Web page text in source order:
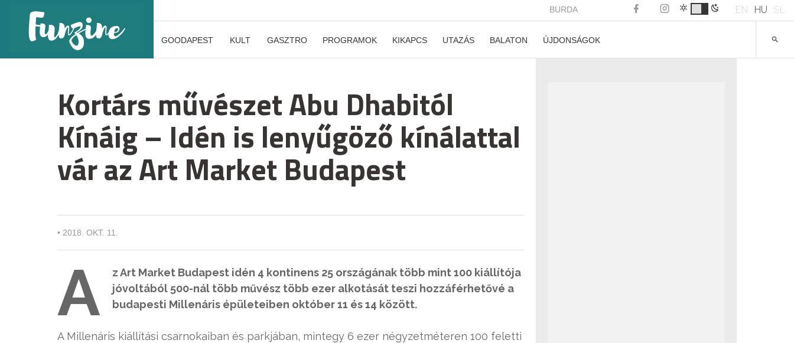
BURDA EN HU SL
GOODAPEST KULT GASZTRO PROGRAMOK KIKAPCS UTAZÁS BALATON ÚJDONSÁGOK
Kortárs művészet Abu Dhabitól
Kínáig – Idén is lenyűgöző kínálattal
vár az Art Market Budapest
• 2018. OKT. 11.
A
z Art Market Budapest idén 4 kontinens 25 országának több mint 100 kiállítója
jóvoltából 500-nál több művész több ezer alkotását teszi hozzáférhetővé a
budapesti Millenáris épületeiben október 11 és 14 között.
A Millenáris kiállítási csarnokaiban és parkjában, mintegy 6 ezer négyzetméteren 100 feletti